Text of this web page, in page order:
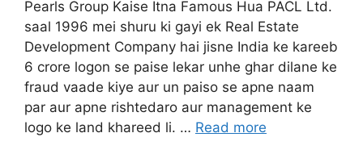
Pearls Group Kaise Itna Famous Hua PACL Ltd.
saal 1996 mei shuru ki gayi ek Real Estate
Development Company hai jisne India ke kareeb
6 crore logon se paise lekar unhe ghar dilane ke
fraud vaade kiye aur un paiso se apne naam
par aur apne rishtedaro aur management ke
logo ke land khareed li. … Read more